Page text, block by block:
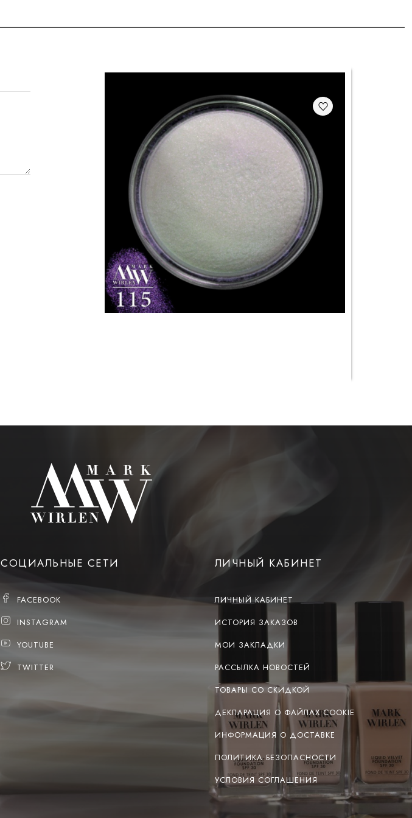
СОЦИАЛЬНЫЕ СЕТИ
FACEBOOK
INSTAGRAM
YOUTUBE
TWITTER
ЛИЧНЫЙ КАБИНЕТ
ЛИЧНЫЙ КАБИНЕТ
ИСТОРИЯ ЗАКАЗОВ
МОИ ЗАКЛАДКИ
РАССЫЛКА НОВОСТЕЙ
ТОВАРЫ СО СКИДКОЙ
ДЕКЛАРАЦИЯ О ФАЙЛАХ COOKIE
ИНФОРМАЦИЯ О ДОСТАВКЕ
ПОЛИТИКА БЕЗОПАСНОСТИ
УСЛОВИЯ СОГЛАШЕНИЯ